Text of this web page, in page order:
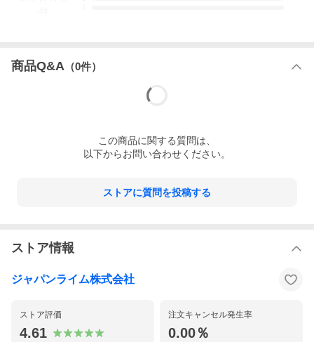
収録内容
こだわり抜いたファンダメンタルで実戦的なスキルが身
商品Q&A （0件）
この商品に関する質問は、
以下からお問い合わせください。
ストアに質問を投稿する
ストア情報
ジャパンライム株式会社
ストア評価
4.61
注文キャンセル発生率
0.00％